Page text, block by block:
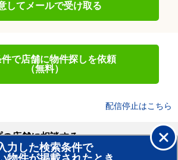
してメールで受け取る
で店舗に物件探しを依頼
（無料）
配信停止はこちら
力した検索条件で
店舗に相談する